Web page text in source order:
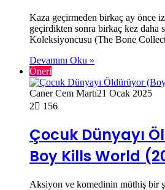
Kaza geçirmeden birkaç ay önce
geçirdikten sonra birkaç kez daha
Koleksiyoncusu (The Bone
Devamını Oku »
Öneri
Caner Cem Martı21 Ocak 2025
2
156
Çocuk Dünyayı
Boy Kills World
Aksiyon ve komedinin müthiş bir